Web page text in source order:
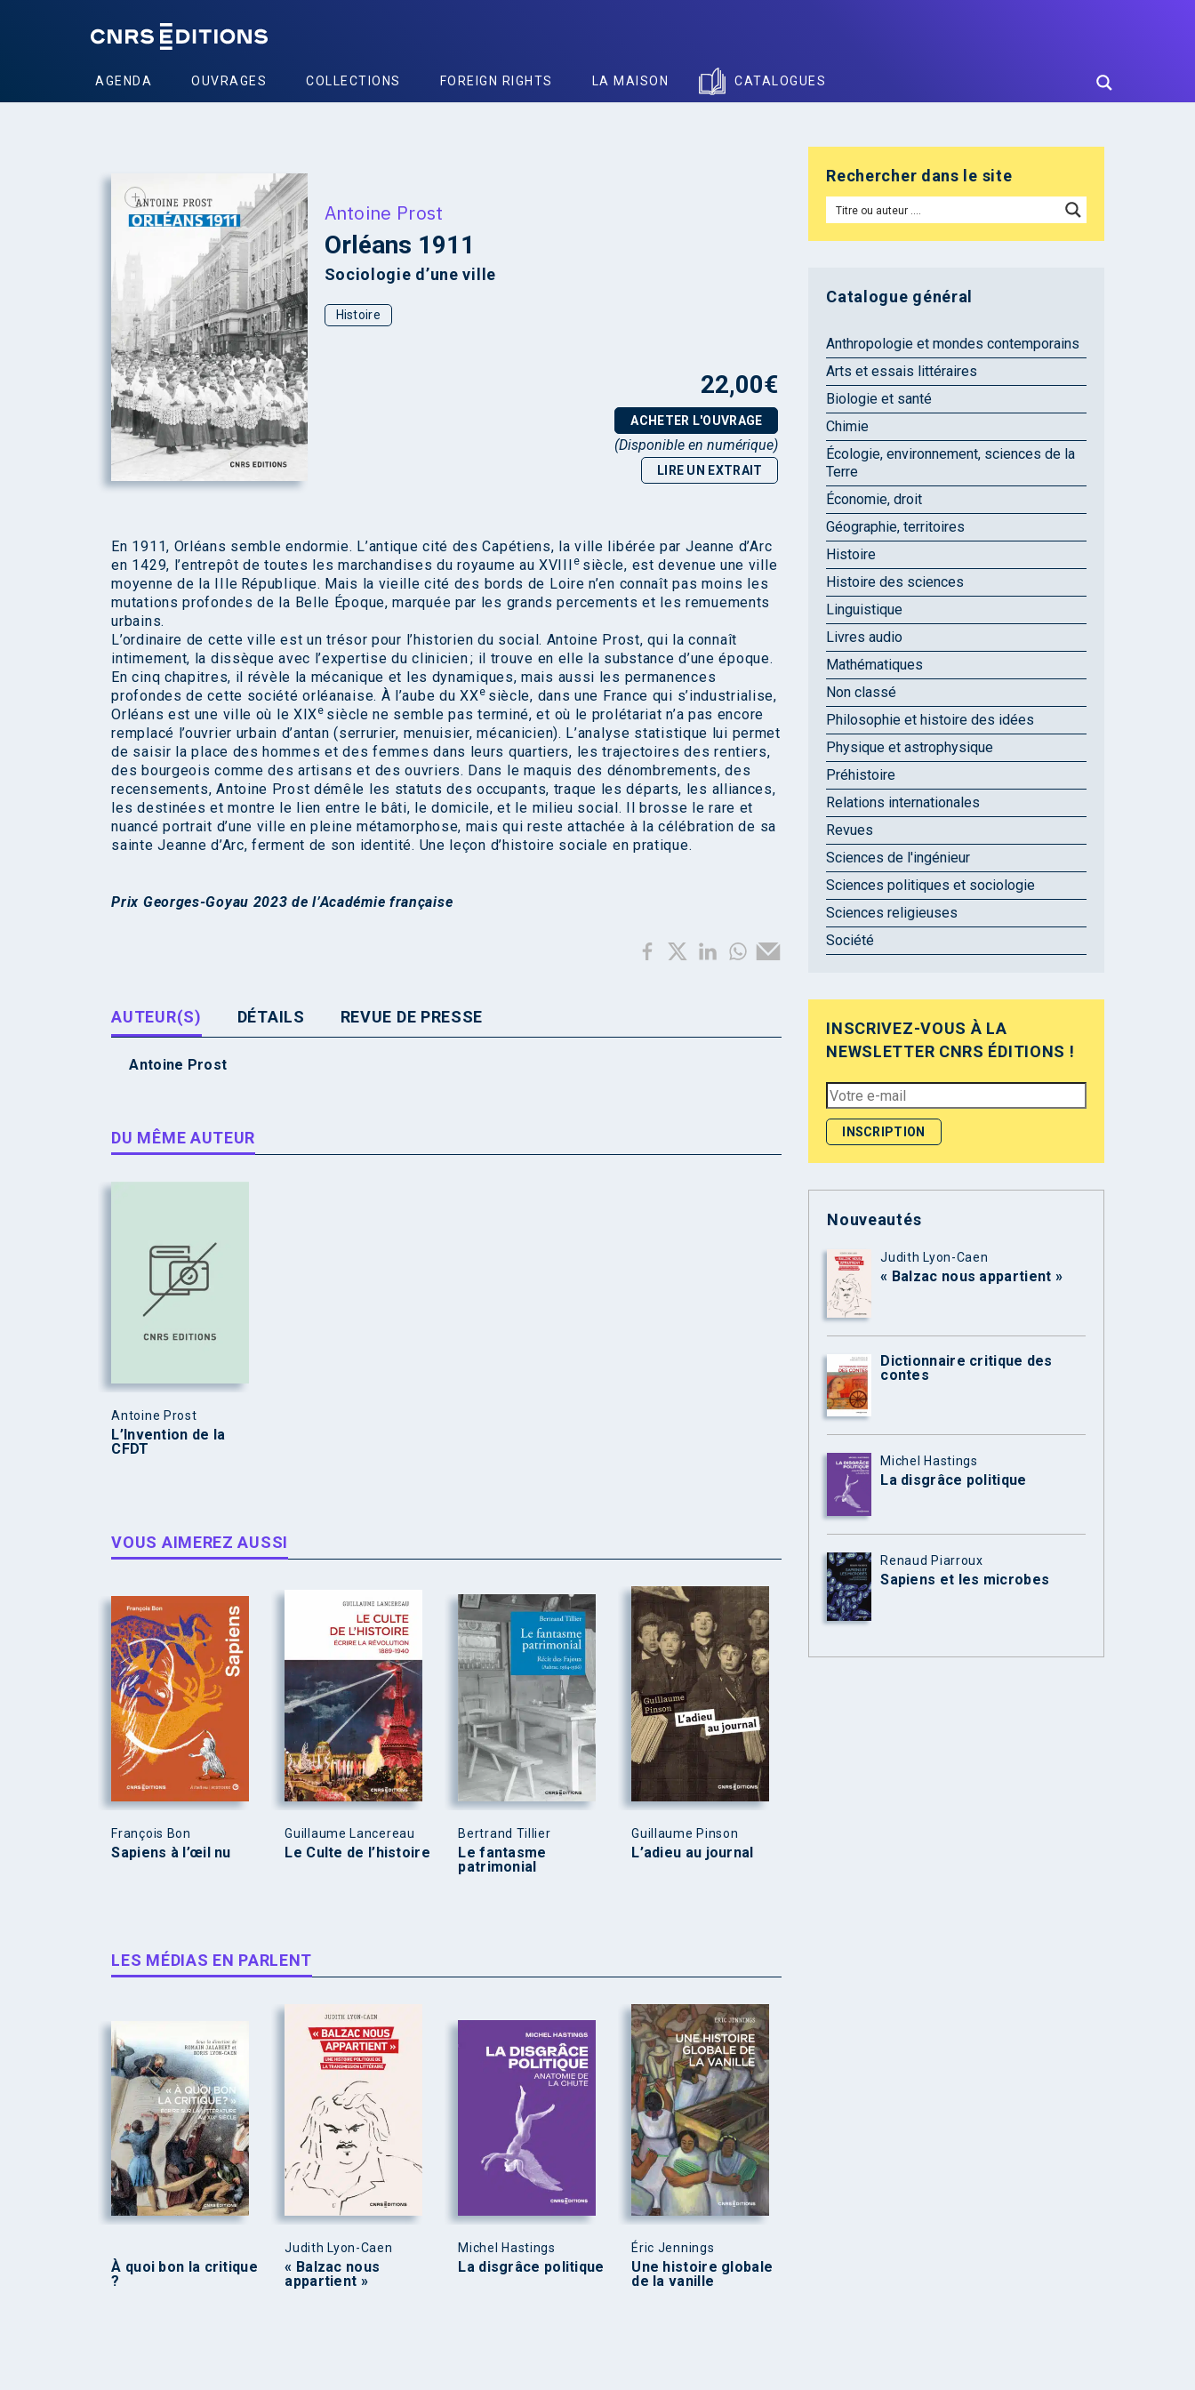
AGENDA OUVRAGES COLLECTIONS FOREIGN RIGHTS LA MAISON CATALOGUES
+
Antoine Prost
Orléans 1911
Sociologie d’une ville
Histoire
22,00€
ACHETER L'OUVRAGE
(Disponible en numérique)
LIRE UN EXTRAIT
En 1911, Orléans semble endormie. L’antique cité des Capétiens, la ville libérée par Jeanne d’Arc
en 1429, l’entrepôt de toutes les marchandises du royaume au XVIIIe siècle, est devenue une ville
moyenne de la IIIe République. Mais la vieille cité des bords de Loire n’en connaît pas moins les
mutations profondes de la Belle Époque, marquée par les grands percements et les remuements
urbains.
L’ordinaire de cette ville est un trésor pour l’historien du social. Antoine Prost, qui la connaît
intimement, la dissèque avec l’expertise du clinicien ; il trouve en elle la substance d’une époque.
En cinq chapitres, il révèle la mécanique et les dynamiques, mais aussi les permanences
profondes de cette société orléanaise. À l’aube du XXe siècle, dans une France qui s’industrialise,
Orléans est une ville où le XIXe siècle ne semble pas terminé, et où le prolétariat n’a pas encore
remplacé l’ouvrier urbain d’antan (serrurier, menuisier, mécanicien). L’analyse statistique lui permet
de saisir la place des hommes et des femmes dans leurs quartiers, les trajectoires des rentiers,
des bourgeois comme des artisans et des ouvriers. Dans le maquis des dénombrements, des
recensements, Antoine Prost démêle les statuts des occupants, traque les départs, les alliances,
les destinées et montre le lien entre le bâti, le domicile, et le milieu social. Il brosse le rare et
nuancé portrait d’une ville en pleine métamorphose, mais qui reste attachée à la célébration de sa
sainte Jeanne d’Arc, ferment de son identité. Une leçon d’histoire sociale en pratique.
Prix Georges-Goyau 2023 de l’Académie française
AUTEUR(S) DÉTAILS REVUE DE PRESSE
Antoine Prost
DU MÊME AUTEUR
Antoine Prost
L’Invention de la
CFDT
VOUS AIMEREZ AUSSI
François Bon
Sapiens à l’œil nu
Guillaume Lancereau
Le Culte de l’histoire
Bertrand Tillier
Le fantasme
patrimonial
Guillaume Pinson
L’adieu au journal
LES MÉDIAS EN PARLENT
À quoi bon la critique
?
Judith Lyon-Caen
« Balzac nous
appartient »
Michel Hastings
La disgrâce politique
Éric Jennings
Une histoire globale
de la vanille
Rechercher dans le site
Catalogue général
Anthropologie et mondes contemporains
Arts et essais littéraires
Biologie et santé
Chimie
Écologie, environnement, sciences de la
Terre
Économie, droit
Géographie, territoires
Histoire
Histoire des sciences
Linguistique
Livres audio
Mathématiques
Non classé
Philosophie et histoire des idées
Physique et astrophysique
Préhistoire
Relations internationales
Revues
Sciences de l'ingénieur
Sciences politiques et sociologie
Sciences religieuses
Société
INSCRIVEZ-VOUS À LA
NEWSLETTER CNRS ÉDITIONS !
Nouveautés
Judith Lyon-Caen
« Balzac nous appartient »
Dictionnaire critique des
contes
Michel Hastings
La disgrâce politique
Renaud Piarroux
Sapiens et les microbes